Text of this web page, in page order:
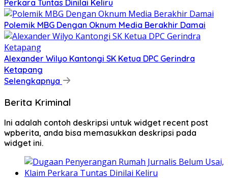
Perkara Tuntas Dinilai Keliru
Polemik MBG Dengan Oknum Media Berakhir Damai
Alexander Wilyo Kantongi SK Ketua DPC Gerindra
Ketapang
Selengkapnya
Berita Kriminal
Ini adalah contoh deskripsi untuk widget recent post
wpberita, anda bisa memasukkan deskripsi pada
widget ini.